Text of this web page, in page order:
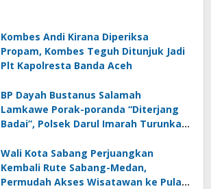
Kombes Andi Kirana Diperiksa
Propam, Kombes Teguh Ditunjuk Jadi
Plt Kapolresta Banda Aceh
BP Dayah Bustanus Salamah
Lamkawe Porak-poranda “Diterjang
Badai”, Polsek Darul Imarah Turunkan
Wali Kota Sabang Perjuangkan
Kembali Rute Sabang-Medan,
Permudah Akses Wisatawan ke Pulau